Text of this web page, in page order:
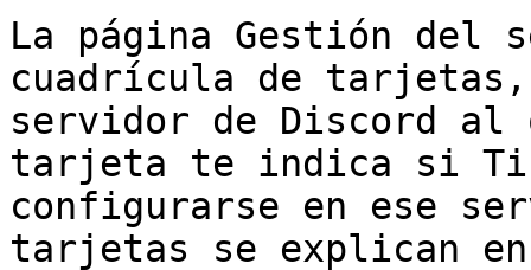
La página Gestión del
cuadrícula de
servidor de Discord al
tarjeta te indica si
configurarse en ese
tarjetas se explican